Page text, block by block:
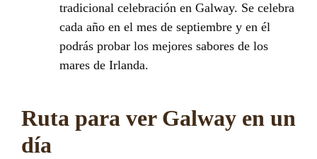
tradicional celebración en Galway. Se celebra
cada año en el mes de septiembre y en él
podrás probar los mejores sabores de los
mares de Irlanda.
Ruta para ver Galway en un
día